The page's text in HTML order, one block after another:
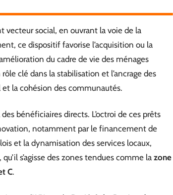
vecteur social, en ouvrant la voie de la
ce dispositif favorise l’acquisition ou la
du cadre de vie des ménages
clé dans la stabilisation et l’ancrage des
la cohésion des communautés.
bénéficiaires directs. L’octroi de ces prêts
notamment par le financement de
et la dynamisation des services locaux,
s’agisse des zones tendues comme la zone
C.